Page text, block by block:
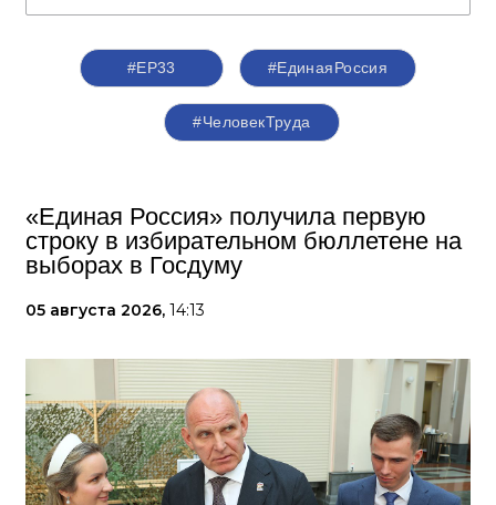
#ЕР33 #‎ЕдинаяРоссия
#ЧеловекТруда
«Единая Россия» получила первую
строку в избирательном бюллетене на
выборах в Госдуму
05 августа 2026, 14:13